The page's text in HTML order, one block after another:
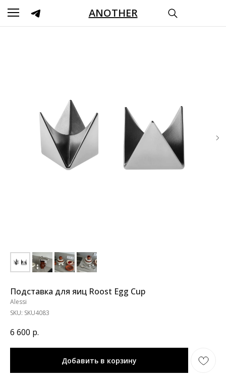
ANOTHER
Подставка для яиц Roost Egg Cup
Alessi
SKU: SKU4083
6 600 р.
Добавить в корзину